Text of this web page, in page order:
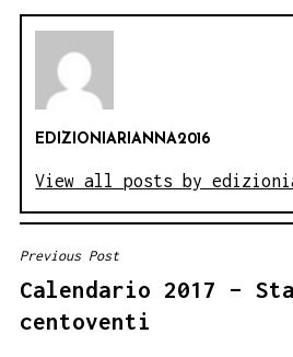
EDIZIONIARIANNA2016
View all posts by
NAVIGAZIONE
ARTICOLI
Previous Post
Calendario 2017 –
centoventi